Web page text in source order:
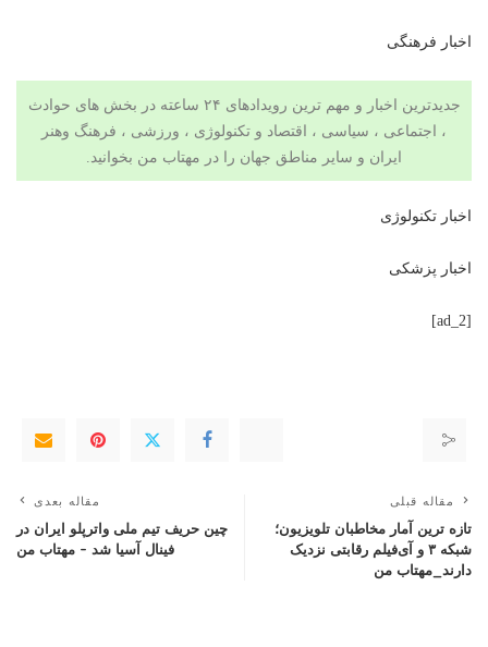
اخبار فرهنگی
جدیدترین اخبار و مهم ترین رویدادهای ۲۴ ساعته در بخش های حوادث
، اجتماعی ، سیاسی ، اقتصاد و تکنولوژی ، ورزشی ، فرهنگ وهنر
ایران و سایر مناطق جهان را در مهتاب من بخوانید.
اخبار تکنولوژی
اخبار پزشکی
[ad_2]
مقاله قبلی
تازه ترین آمار مخاطبان تلویزیون؛
شبکه ۳ و آی‌فیلم رقابتی نزدیک
دارند_مهتاب من
مقاله بعدی
چین حریف تیم ملی واترپلو ایران در
فینال آسیا شد – مهتاب من